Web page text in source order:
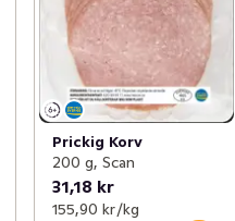
Prickig Korv
200 g, Scan
31,18 kr
155,90 kr /kg